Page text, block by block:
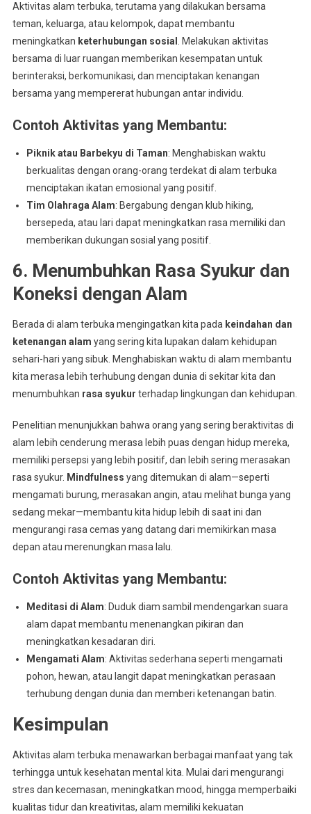
Aktivitas alam terbuka, terutama yang dilakukan bersama
teman, keluarga, atau kelompok, dapat membantu
meningkatkan keterhubungan sosial . Melakukan aktivitas
bersama di luar ruangan memberikan kesempatan untuk
berinteraksi, berkomunikasi, dan menciptakan kenangan
bersama yang mempererat hubungan antar individu.
Contoh Aktivitas yang Membantu:
Piknik atau Barbekyu di Taman: Menghabiskan waktu
berkualitas dengan orang-orang terdekat di alam terbuka
menciptakan ikatan emosional yang positif.
Tim Olahraga Alam: Bergabung dengan klub hiking,
bersepeda, atau lari dapat meningkatkan rasa memiliki dan
memberikan dukungan sosial yang positif.
6. Menumbuhkan Rasa Syukur dan
Koneksi dengan Alam
Berada di alam terbuka mengingatkan kita pada keindahan dan
ketenangan alam yang sering kita lupakan dalam kehidupan
sehari-hari yang sibuk. Menghabiskan waktu di alam membantu
kita merasa lebih terhubung dengan dunia di sekitar kita dan
menumbuhkan rasa syukur terhadap lingkungan dan kehidupan.
Penelitian menunjukkan bahwa orang yang sering beraktivitas di
alam lebih cenderung merasa lebih puas dengan hidup mereka,
memiliki persepsi yang lebih positif, dan lebih sering merasakan
rasa syukur. Mindfulness yang ditemukan di alam—seperti
mengamati burung, merasakan angin, atau melihat bunga yang
sedang mekar—membantu kita hidup lebih di saat ini dan
mengurangi rasa cemas yang datang dari memikirkan masa
depan atau merenungkan masa lalu.
Contoh Aktivitas yang Membantu:
Meditasi di Alam: Duduk diam sambil mendengarkan suara
alam dapat membantu menenangkan pikiran dan
meningkatkan kesadaran diri.
Mengamati Alam: Aktivitas sederhana seperti mengamati
pohon, hewan, atau langit dapat meningkatkan perasaan
terhubung dengan dunia dan memberi ketenangan batin.
Kesimpulan
Aktivitas alam terbuka menawarkan berbagai manfaat yang tak
terhingga untuk kesehatan mental kita. Mulai dari mengurangi
stres dan kecemasan, meningkatkan mood, hingga memperbaiki
kualitas tidur dan kreativitas, alam memiliki kekuatan